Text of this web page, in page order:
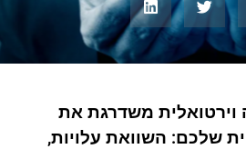
וירטואלית משדרגת את
שלכם: השוואת עלויות,